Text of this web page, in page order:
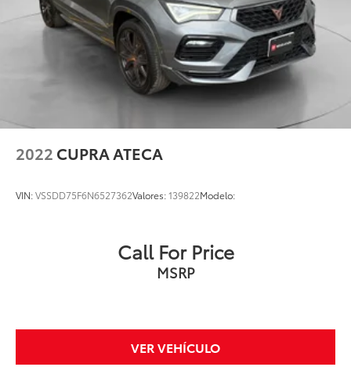
2022 CUPRA ATECA
VIN:VSSDD75F6N6527362Valores:139822Modelo:
Call For Price
MSRP
VER VEHÍCULO